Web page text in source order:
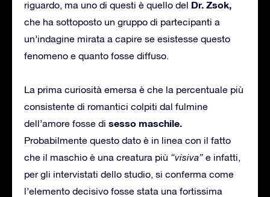
riguardo, ma uno di questi è quello del Dr. Zsok,
che ha sottoposto un gruppo di partecipanti a
un’indagine mirata a capire se esistesse questo
fenomeno e quanto fosse diffuso.
La prima curiosità emersa è che la percentuale più
consistente di romantici colpiti dal fulmine
dell’amore fosse di sesso maschile.
Probabilmente questo dato è in linea con il fatto
che il maschio è una creatura più “visiva” e infatti,
per gli intervistati dello studio, si conferma come
l’elemento decisivo fosse stata una fortissima